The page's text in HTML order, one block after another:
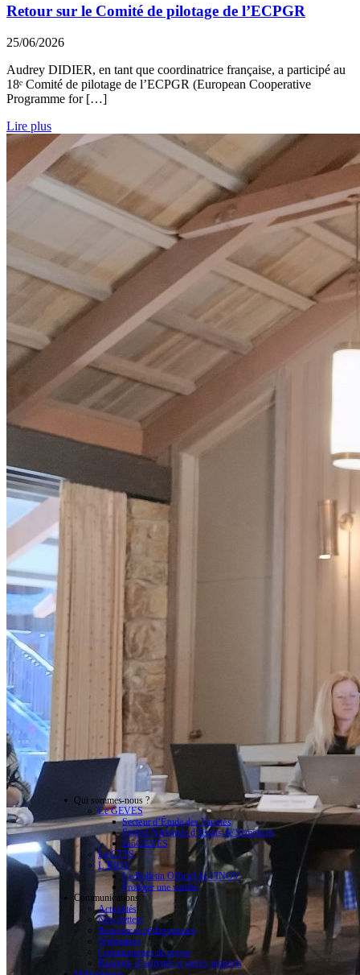
Retour sur le Comité de pilotage de l’ECPGR
25/06/2026
Audrey DIDIER, en tant que coordinatrice française, a participé au
18ᵉ Comité de pilotage de l’ECPGR (European Cooperative
Programme for […]
Lire plus
Qui sommes-nous ?
Le GEVES
Secteur d’Étude des Variétés
Station Nationale d’Essais de Semences
BioGEVES
Le CTPS
L’INOV
Le Bulletin Officiel de l’INOV
Protéger une variété
Communications
Actualités
Newsletters
Ressources pédagogiques
Webinaires
Communiqués de presse
Rapports d’activités et autres supports